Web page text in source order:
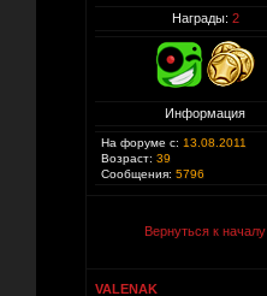
Награды: 2
Информация
На форуме с: 13.08.2011
Возраст: 39
Сообщения: 5796
Вернуться к началу
VALENAK